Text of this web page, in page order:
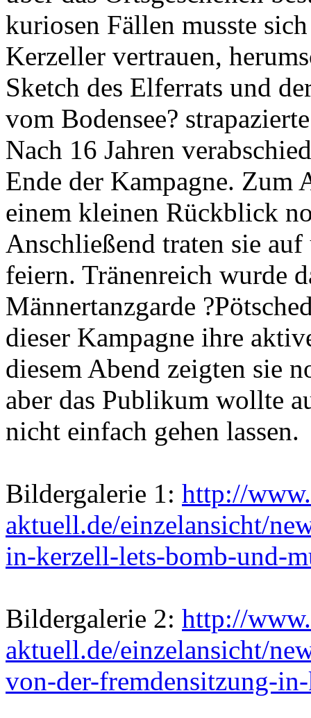
kuriosen Fällen musste
Kerzeller vertrauen,
Sketch des Elferrats und
vom Bodensee?
Nach 16 Jahren
Ende der Kampagne. Zum
einem kleinen Rückblick
Anschließend traten sie
feiern. Tränenreich wurde
Männertanzgarde
dieser Kampagne ihre
diesem Abend zeigten sie
aber das Publikum wollte
nicht einfach gehen lassen.
Bildergalerie 1: http://
aktuell.de/einzelansicht/
in-kerzell-lets-bomb-und-
Bildergalerie 2: http://
aktuell.de/einzelansicht/
von-der-fremdensitzung-